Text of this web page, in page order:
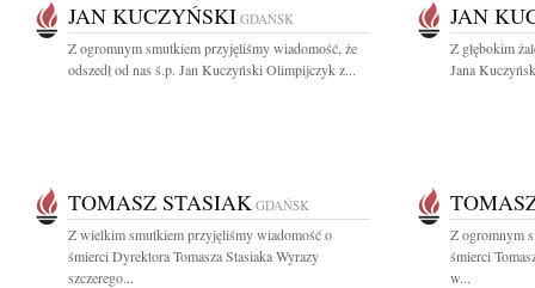
JAN KUCZYŃSKI GDAŃSK
Z ogromnym smutkiem przyjęliśmy wiadomość, że
odszedł od nas ś.p. Jan Kuczyński Olimpijczyk z...
JAN
Z głębokim
Jana
TOMASZ STASIAK GDAŃSK
Z wielkim smutkiem przyjęliśmy wiadomość o
śmierci Dyrektora Tomasza Stasiaka Wyrazy
szczerego...
Z ogromnym
śmierci
w...